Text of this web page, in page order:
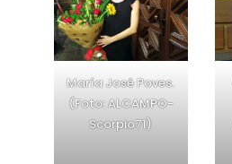
María José Poves.
(Foto: ALCAMPO-
Scorpio71)